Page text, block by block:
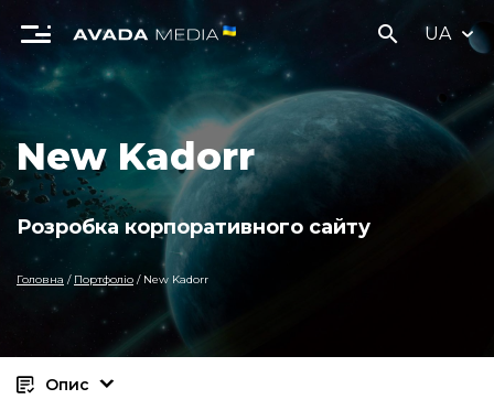
search UA
New Kadorr
Розробка корпоративного сайту
Головна / Портфоліо / New Kadorr
Опис